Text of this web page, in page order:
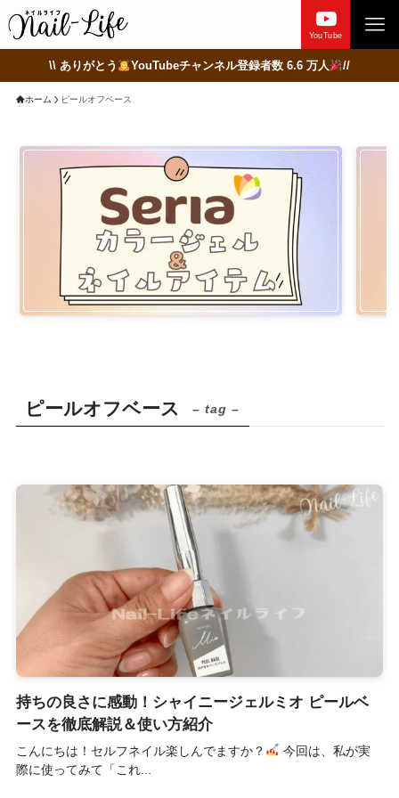
YouTube
\\ ありがとう YouTubeチャンネル登録者数 6.6 万人 //
ホーム ピールオフベース
ピールオフベース – tag –
持ちの良さに感動！シャイニージェルミオ ピールベ
ースを徹底解説＆使い方紹介
こんにちは！セルフネイル楽しんでますか？
今回は、私が実
際に使ってみて「これ...